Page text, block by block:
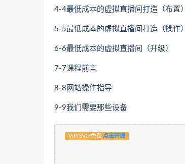
4-4最低成本的虚拟直播间打造（布置）
5-5最低成本的虚拟直播间打造（操作）
6-6最低成本的虚拟直播间（升级）
7-7课程前言
8-8网站操作指导
9-9我们需要那些设备
VIP/SVIP免费 点击开通